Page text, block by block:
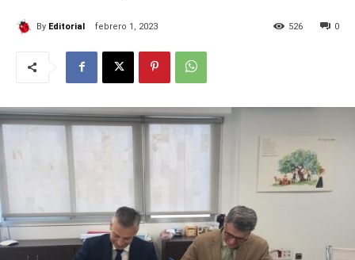
By Editorial febrero 1, 2023 0
526